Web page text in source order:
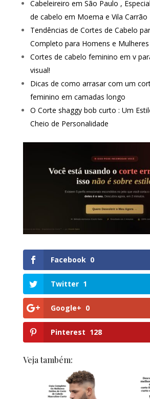
Cabeleireiro em São Paulo ,
de cabelo em Moema e Vila Carrão
Tendências de Cortes de Cabelo
Completo para Homens e Mulheres
Cortes de cabelo feminino em v
visual!
Dicas de como arrasar com um
feminino em camadas longo
O Corte shaggy bob curto : Um
Cheio de Personalidade
Facebook 0
Twitter 1
Google+ 0
Pinterest 128
Veja também: